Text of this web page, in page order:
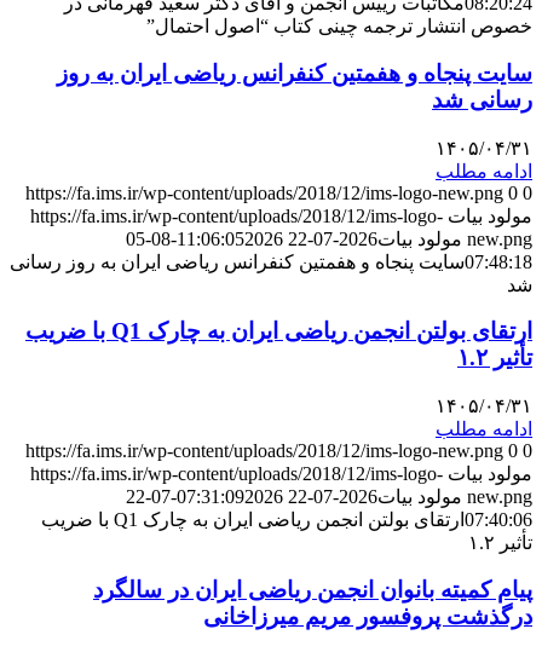
خصوص انتشار ترجمه چینی کتاب “اصول احتمال”
سایت پنجاه و هفمتین کنفرانس ریاضی ایران به روز
رسانی شد
۱۴۰۵/۰۴/۳۱
ادامه مطلب
https://fa.ims.ir/wp-content/uploads/2018/12/ims-logo-new.png 0 0
مولود بیات https://fa.ims.ir/wp-content/uploads/2018/12/ims-logo-
new.png مولود بیات2026-07-22 11:06:05
2026-08-05
07:48:18سایت پنجاه و هفمتین کنفرانس ریاضی ایران به روز رسانی
شد
ارتقای بولتن انجمن ریاضی ایران به چارک Q1 با ضریب
تأثیر ۱.۲
۱۴۰۵/۰۴/۳۱
ادامه مطلب
https://fa.ims.ir/wp-content/uploads/2018/12/ims-logo-new.png 0 0
مولود بیات https://fa.ims.ir/wp-content/uploads/2018/12/ims-logo-
new.png مولود بیات2026-07-22 07:31:09
2026-07-22
07:40:06
ارتقای بولتن انجمن ریاضی ایران به چارک Q1 با ضریب
تأثیر ۱.۲
پیام کمیته بانوان انجمن ریاضی ایران در سالگرد
درگذشت پروفسور مریم میرزاخانی